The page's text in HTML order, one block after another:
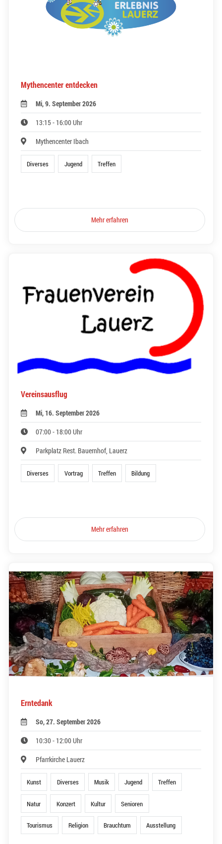
Mythencenter entdecken
Mi, 9. September 2026
13:15 - 16:00 Uhr
Mythencenter Ibach
Diverses Jugend Treffen
Mehr erfahren
Vereinsausflug
Mi, 16. September 2026
07:00 - 18:00 Uhr
Parkplatz Rest. Bauernhof, Lauerz
Diverses Vortrag Treffen Bildung
Mehr erfahren
Erntedank
So, 27. September 2026
10:30 - 12:00 Uhr
Pfarrkirche Lauerz
Kunst Diverses Musik Jugend Treffen
Natur Konzert Kultur Senioren
Tourismus Religion Brauchtum Ausstellung